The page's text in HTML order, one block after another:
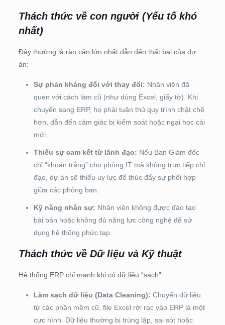
Thách thức về con người (Yếu tố khó
nhất)
Đây thường là rào cản lớn nhất dẫn đến thất bại của dự
án:
Sự phản kháng đối với thay đổi: Nhân viên đã
quen với cách làm cũ (như dùng Excel, giấy tờ). Khi
chuyển sang ERP, họ phải tuân thủ quy trình chặt chẽ
hơn, dẫn đến cảm giác bị kiểm soát hoặc ngại học cái
mới.
Thiếu sự cam kết từ lãnh đạo: Nếu Ban Giám đốc
chỉ “khoán trắng” cho phòng IT mà không trực tiếp chỉ
đạo, dự án sẽ thiếu uy lực để thúc đẩy sự phối hợp
giữa các phòng ban.
Kỹ năng nhân sự: Nhân viên không được đào tạo
bài bản hoặc không đủ năng lực công nghệ để sử
dụng hệ thống phức tạp.
Thách thức về Dữ liệu và Kỹ thuật
Hệ thống ERP chỉ mạnh khi có dữ liệu “sạch”:
Làm sạch dữ liệu (Data Cleaning): Chuyển dữ liệu
từ các phần mềm cũ, file Excel rời rạc vào ERP là một
cực hình. Dữ liệu thường bị trùng lặp, sai sót hoặc